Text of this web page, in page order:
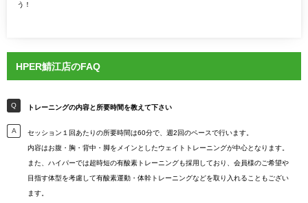
う！
HPER鯖江店のFAQ
トレーニングの内容と所要時間を教えて下さい
セッション１回あたりの所要時間は60分で、週2回のペースで行います。
内容はお腹・胸・背中・脚をメインとしたウェイトトレーニングが中心となります。
また、ハイパーでは超時短の有酸素トレーニングも採用しており、会員様のご希望や
目指す体型を考慮して有酸素運動・体幹トレーニングなどを取り入れることもござい
ます。